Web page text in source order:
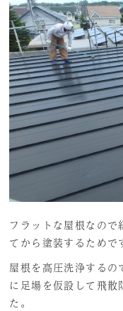
フラットな屋根なの
てから塗装するためで
屋根を高圧洗浄するの
に足場を仮設して飛
た。